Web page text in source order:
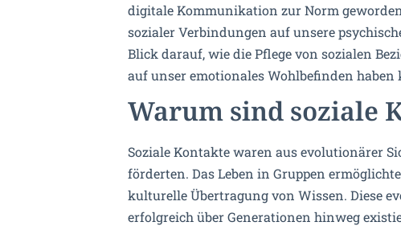
digitale Kommunikation zur Norm
sozialer Verbindungen auf unsere
Blick darauf, wie die Pflege von sozialen
auf unser emotionales Wohlbefinden haben
Warum sind soziale
Soziale Kontakte waren aus evolutionärer
förderten. Das Leben in Gruppen
kulturelle Übertragung von Wissen. Diese
erfolgreich über Generationen hinweg